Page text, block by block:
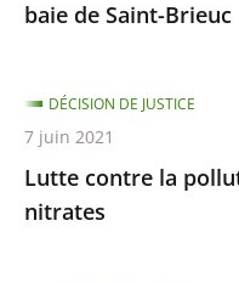
après
avant
baie de Saint-Brieuc
Lutte contre la
nitrates
DÉCISION DE JUSTICE
7 juin 2021